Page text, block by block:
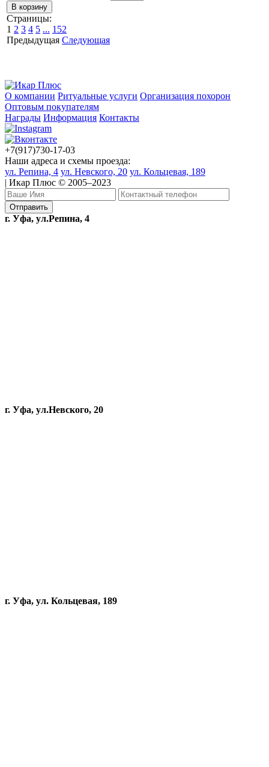
Страницы:
1 2 3 4 5 ... 152
Предыдущая Следующая
О компании Ритуальные услуги Организация похорон
Оптовым покупателям
Награды Информация Контакты
+7(917)730-17-03
Наши адреса и схемы проезда:
ул. Репина, 4 ул. Невского, 20 ул. Кольцевая, 189
| Икар Плюс © 2005–2023
г. Уфа, ул.Репина, 4
г. Уфа, ул.Невского, 20
г. Уфа, ул. Кольцевая, 189